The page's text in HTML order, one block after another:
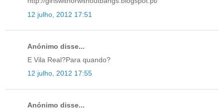
12 julho, 2012 17:51
Anónimo disse...
E Vila Real?Para quando?
12 julho, 2012 17:55
Anónimo disse...